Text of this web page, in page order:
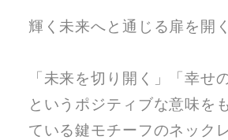
輝く未来へと通じる扉を開
「未来を切り開く」「幸せ
というポジティブな意味を
ている鍵モチーフのネックレ